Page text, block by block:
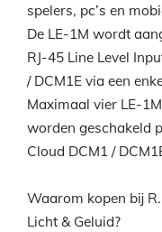
spelers, pc’s en
De LE-1M wordt
RJ-45 Line Level
/ DCM1E via een
Maximaal vier LE-
worden geschakeld
Cloud DCM1 /
Waarom kopen bij
Licht & Geluid?